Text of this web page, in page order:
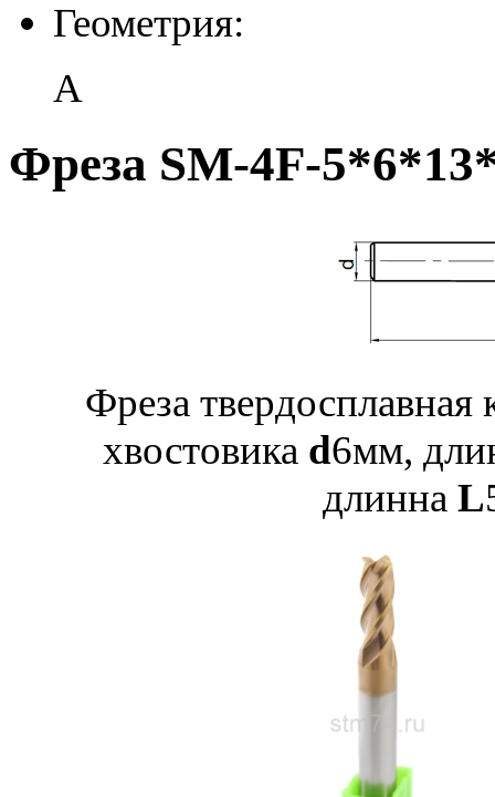
Геометрия:
A
Фреза SM-4F-
Фреза твердосплавная
хвостовика d6мм,
длинна L